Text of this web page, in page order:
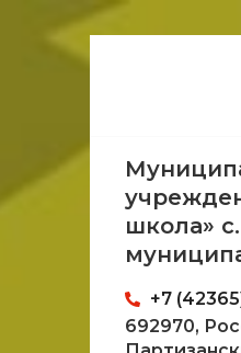
школа»
+7
692970,